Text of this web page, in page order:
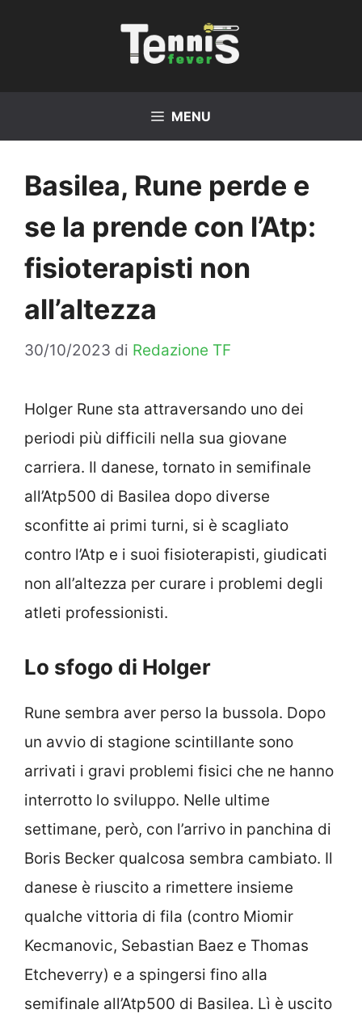
MENU
Basilea, Rune perde e
se la prende con l’Atp:
fisioterapisti non
all’altezza
30/10/2023 di Redazione TF
Holger Rune sta attraversando uno dei
periodi più difficili nella sua giovane
carriera. Il danese, tornato in semifinale
all’Atp500 di Basilea dopo diverse
sconfitte ai primi turni, si è scagliato
contro l’Atp e i suoi fisioterapisti, giudicati
non all’altezza per curare i problemi degli
atleti professionisti.
Lo sfogo di Holger
Rune sembra aver perso la bussola. Dopo
un avvio di stagione scintillante sono
arrivati i gravi problemi fisici che ne hanno
interrotto lo sviluppo. Nelle ultime
settimane, però, con l’arrivo in panchina di
Boris Becker qualcosa sembra cambiato. Il
danese è riuscito a rimettere insieme
qualche vittoria di fila (contro Miomir
Kecmanovic, Sebastian Baez e Thomas
Etcheverry) e a spingersi fino alla
semifinale all’Atp500 di Basilea. Lì è uscito